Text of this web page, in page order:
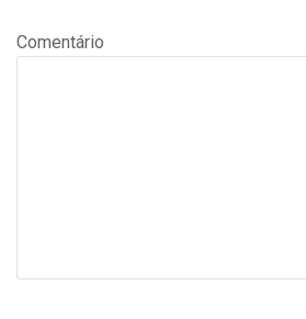
Comentário